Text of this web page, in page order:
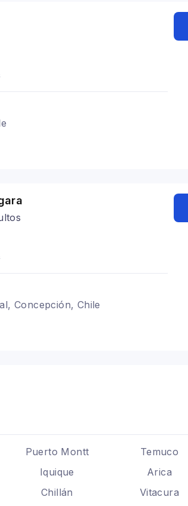
Concepción, Chile
Puerto Montt Temuco
Iquique Arica
Chillán Vitacura